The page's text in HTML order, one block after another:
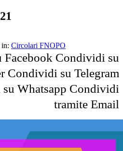
in: Circolari FNOPO
Condividi su
Condividi su Telegram
Whatsapp Condividi
tramite Email